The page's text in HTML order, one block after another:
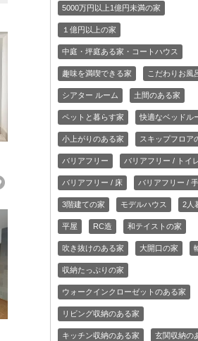
5000万円以上1億円未満の家
１億円以上の家
中庭・坪庭ある家・コートハウス
趣味を満喫できる家 こだわりお風
シアター ルーム 土間のある家
ペットと暮らす家 快適なベッドル
小上がりのある家 スキップフロア
バリアフリー バリアフリー / トイ
バリアフリー / 床 バリアフリー /
3階建ての家 モデルハウス 2人
平屋 RC造 和テイストの家
吹き抜けのある家 大開口の家
収納たっぷりの家
ウォークインクローゼットのある家
リビング収納のある家
キッチン収納のある家 玄関収納の